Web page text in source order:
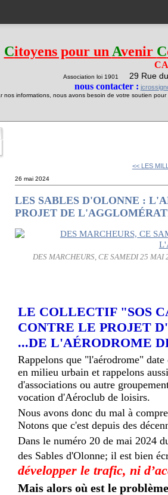
Citoyens pour un Avenir C
Association loi 1901 29 Rue
nous contacter :
nos informations, nous avons besoin de votre soutien
<< LES
26 mai 2024
LES SABLES D'OLONNE :
PROJET DE
DES MARCHEURS, CE SAMEDI 25 MAI
LE COLLECTIF "SOS
CONTRE LE PROJET
...DE L'AÉRODROME
Rappelons que "l'aérodrome"
en milieu urbain et rappelons
d'associations ou autre
vocation d'Aéroclub de loisirs.
Nous avons donc du mal à
Notons que c'est depuis des
Dans le numéro 20 de mai 2024
des Sables d'Olonne; il est bien
développer le trafic, ni
Mais alors où est le